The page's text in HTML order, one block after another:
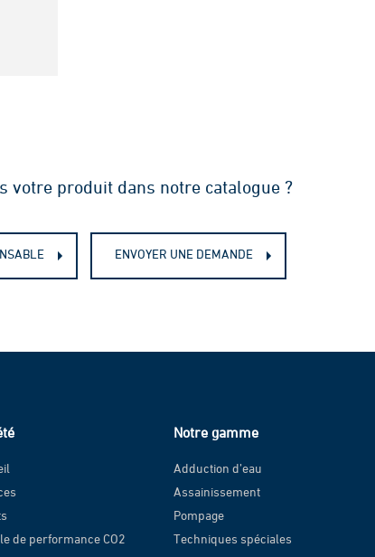
votre produit dans notre catalogue ?
ENVOYER UNE DEMANDE
de performance CO2
Notre gamme
Adduction d’eau
Assainissement
Pompage
Techniques spéciales